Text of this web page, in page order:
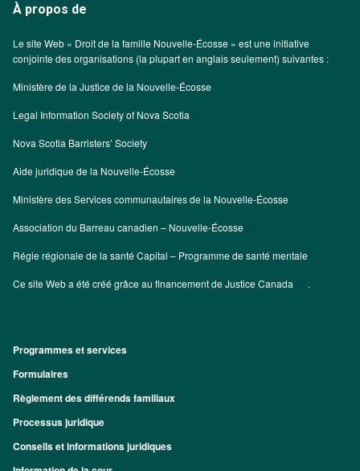
À propos de
Le site Web « Droit de la famille Nouvelle-Écosse » est une initiative
conjointe des organisations (la plupart en anglais seulement) suivantes :
Ministère de la Justice de la Nouvelle-Écosse
Legal Information Society of Nova Scotia
Nova Scotia Barristers’ Society
Aide juridique de la Nouvelle-Écosse
Ministère des Services communautaires de la Nouvelle-Écosse
Association du Barreau canadien – Nouvelle-Écosse
Régie régionale de la santé Capital – Programme de santé mentale
Ce site Web a été créé grâce au financement deJustice Canada .
Footer
Programmes et services
Formulaires
Règlement des différends familiaux
Processus juridique
Conseils et informations juridiques